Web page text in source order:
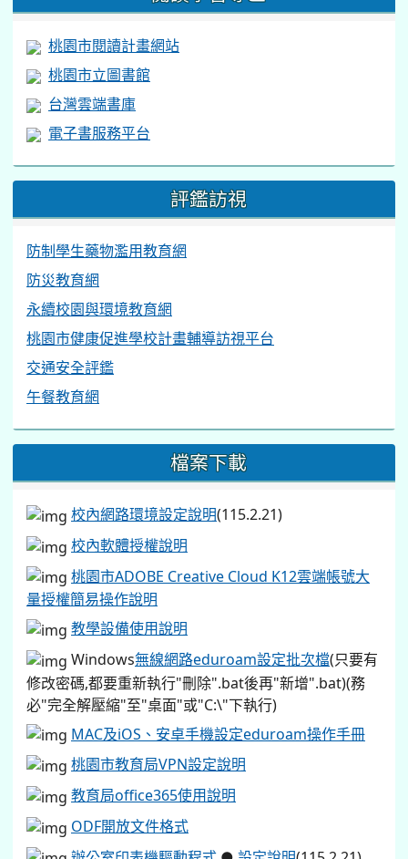
桃園市閱讀計畫網站
桃園市立圖書館
台灣雲端書庫
電子書服務平台
評鑑訪視
防制學生藥物濫用教育網
防災教育網
永續校園與環境教育網
桃園市健康促進學校計畫輔導訪視平台
交通安全評鑑
午餐教育網
檔案下載
校內網路環境設定說明(115.2.21)
校內軟體授權說明
桃園市ADOBE Creative Cloud K12雲端帳號大
量授權簡易操作說明
教學設備使用說明
Windows無線網路eduroam設定批次檔(只要有
修改密碼,都要重新執行"刪除".bat後再"新增".bat)(務
必"完全解壓縮"至"桌面"或"C:\"下執行)
MAC及iOS、安卓手機設定eduroam操作手冊
桃園市教育局VPN設定說明
教育局office365使用說明
ODF開放文件格式